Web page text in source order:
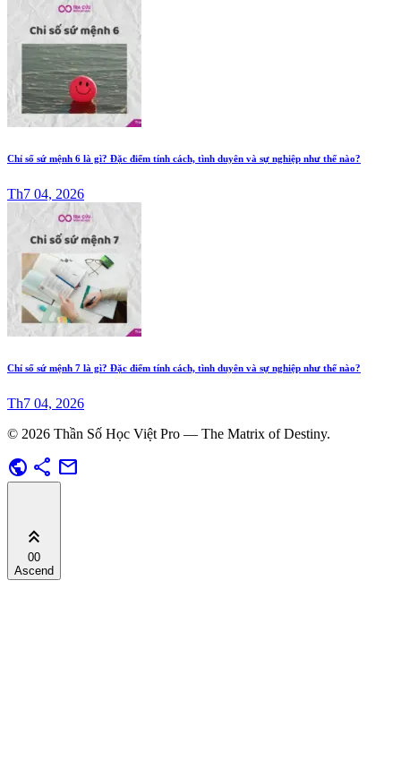
Chỉ số sứ mệnh 6 là gì? Đặc điểm tính cách, tình duyên và sự nghiệp như thế nào?
Th7 04, 2026
Chỉ số sứ mệnh 7 là gì? Đặc điểm tính cách, tình duyên và sự nghiệp như thế nào?
Th7 04, 2026
© 2026 Thần Số Học Việt Pro — The Matrix of Destiny.
public share mail
keyboard_double_arrow_up
00
Ascend